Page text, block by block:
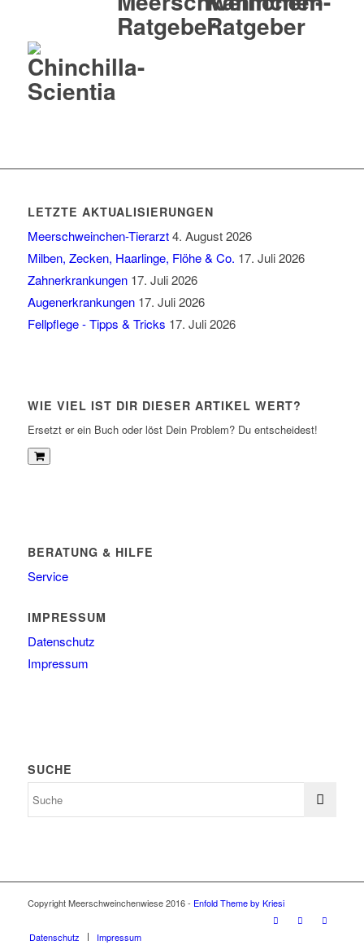
LETZTE AKTUALISIERUNGEN
Meerschweinchen-Tierarzt 4. August 2026
Milben, Zecken, Haarlinge, Flöhe & Co. 17. Juli 2026
Zahnerkrankungen 17. Juli 2026
Augenerkrankungen 17. Juli 2026
Fellpflege - Tipps & Tricks 17. Juli 2026
WIE VIEL IST DIR DIESER ARTIKEL WERT?
Ersetzt er ein Buch oder löst Dein Problem? Du entscheidest!
BERATUNG & HILFE
Service
IMPRESSUM
Datenschutz
Impressum
SUCHE
Copyright Meerschweinchenwiese 2016 - Enfold Theme by Kriesi
Datenschutz Impressum